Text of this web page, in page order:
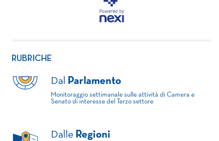
RUBRICHE
Dal Parlamento
Monitoraggio settimanale sulle attività di Camera e
Senato di interesse del Terzo settore
Dalle Regioni